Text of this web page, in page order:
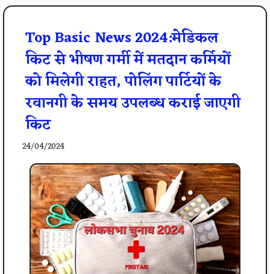
Top Basic News 2024:मेडिकल
किट से भीषण गर्मी में मतदान कर्मियों
को मिलेगी राहत, पोलिंग पार्टियों के
रवानगी के समय उपलब्ध कराई जाएगी
किट
24/04/2024